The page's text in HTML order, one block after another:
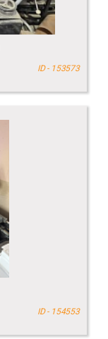
ID - 153573
ID - 154553